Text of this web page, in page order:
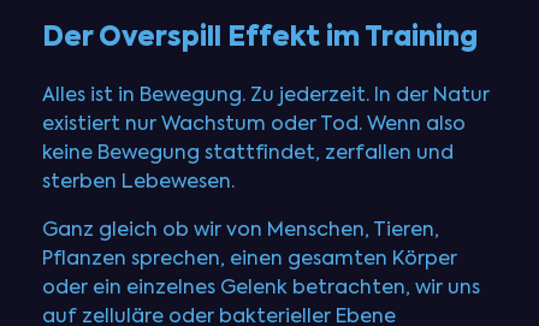
Der Overspill Effekt im Training
Alles ist in Bewegung. Zu jederzeit. In der Natur
existiert nur Wachstum oder Tod. Wenn also
keine Bewegung stattfindet, zerfallen und
sterben Lebewesen.
Ganz gleich ob wir von Menschen, Tieren,
Pflanzen sprechen, einen gesamten Körper
oder ein einzelnes Gelenk betrachten, wir uns
auf zelluläre oder bakterieller Ebene